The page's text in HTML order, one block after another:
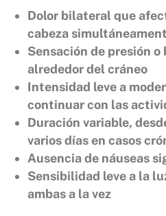
Dolor bilateral que
cabeza
Sensación de presión
alrededor del cráneo
Intensidad leve a
continuar con las
Duración variable,
varios días en casos
Ausencia de náuseas
Sensibilidad leve a la
ambas a la vez